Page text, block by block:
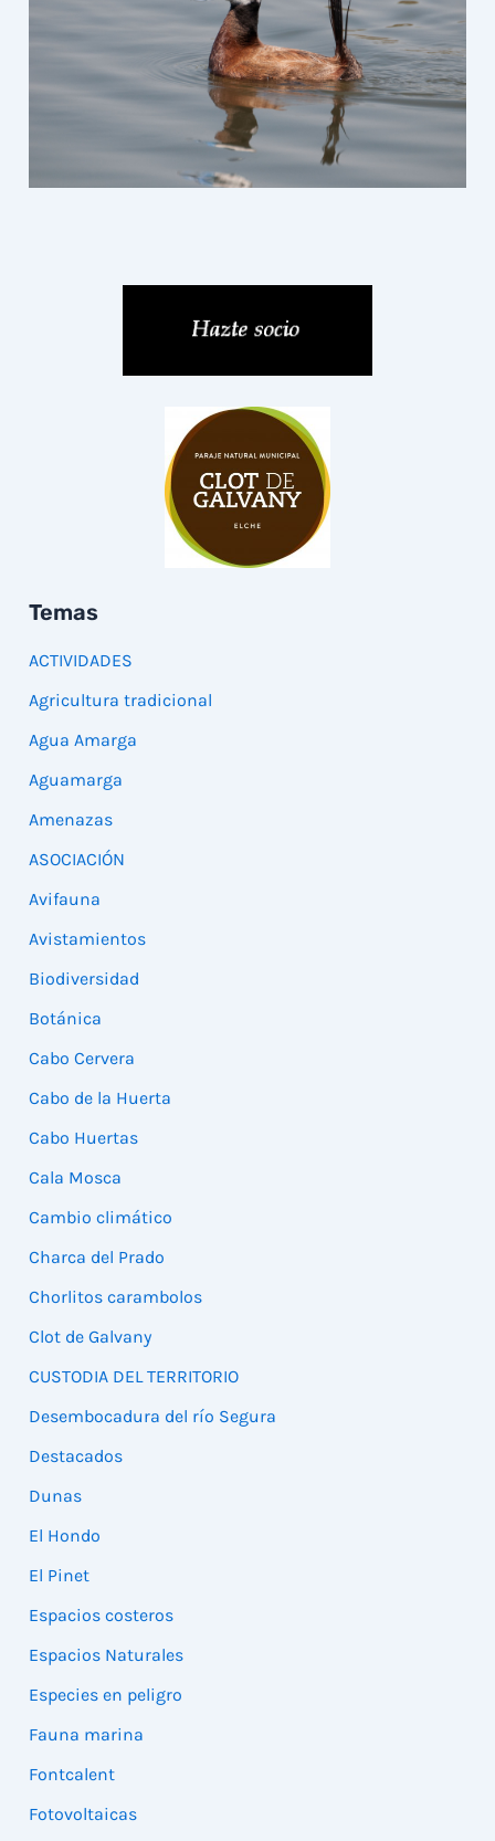
Temas
ACTIVIDADES
Agricultura tradicional
Agua Amarga
Aguamarga
Amenazas
ASOCIACIÓN
Avifauna
Avistamientos
Biodiversidad
Botánica
Cabo Cervera
Cabo de la Huerta
Cabo Huertas
Cala Mosca
Cambio climático
Charca del Prado
Chorlitos carambolos
Clot de Galvany
CUSTODIA DEL TERRITORIO
Desembocadura del río Segura
Destacados
Dunas
El Hondo
El Pinet
Espacios costeros
Espacios Naturales
Especies en peligro
Fauna marina
Fontcalent
Fotovoltaicas